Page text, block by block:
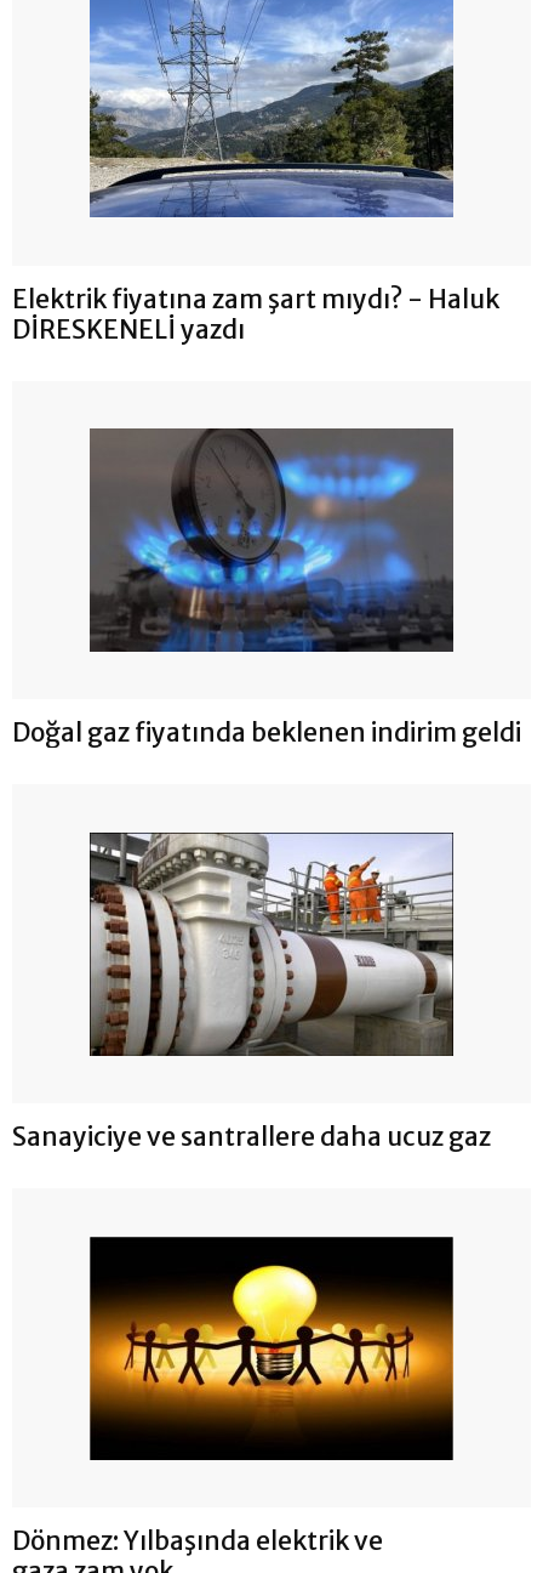
Elektrik fiyatına zam şart mıydı? - Haluk
DİRESKENELİ yazdı
Doğal gaz fiyatında beklenen indirim geldi
Sanayiciye ve santrallere daha ucuz gaz
Dönmez: Yılbaşında elektrik ve